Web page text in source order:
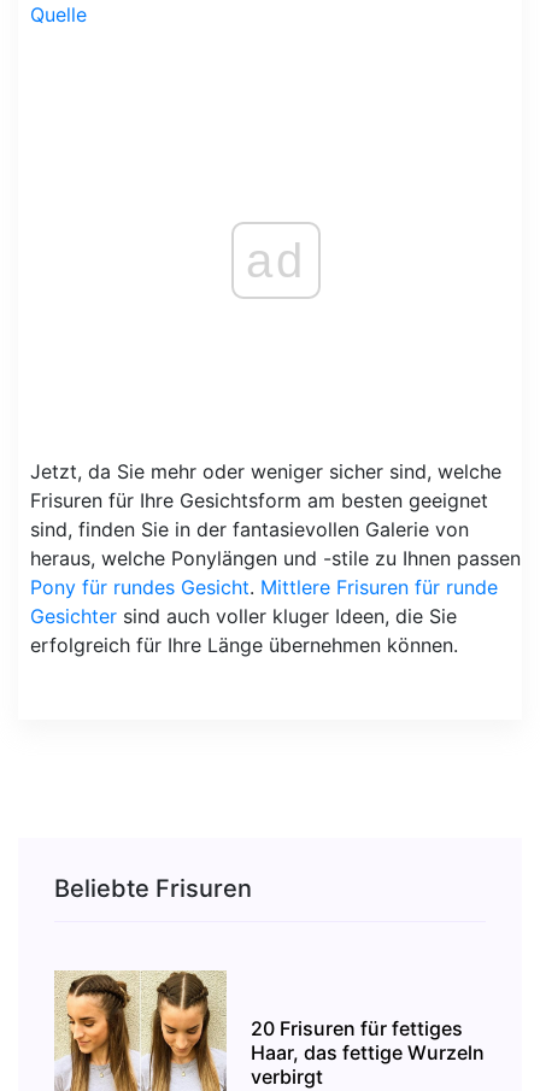
Quelle
ad
Jetzt, da Sie mehr oder weniger sicher sind, welche
Frisuren für Ihre Gesichtsform am besten geeignet
sind, finden Sie in der fantasievollen Galerie von
heraus, welche Ponylängen und -stile zu Ihnen passen
Pony für rundes Gesicht. Mittlere Frisuren für runde
Gesichter sind auch voller kluger Ideen, die Sie
erfolgreich für Ihre Länge übernehmen können.
Beliebte Frisuren
20 Frisuren für fettiges
Haar, das fettige Wurzeln
verbirgt